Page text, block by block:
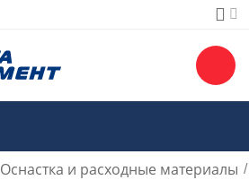
Оснастка и расходные материалы /